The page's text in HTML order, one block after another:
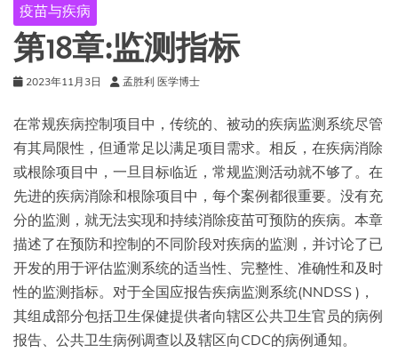
疫苗与疾病
第18章:监测指标
2023年11月3日 孟胜利 医学博士
在常规疾病控制项目中，传统的、被动的疾病监测系统尽管
有其局限性，但通常足以满足项目需求。相反，在疾病消除
或根除项目中，一旦目标临近，常规监测活动就不够了。在
先进的疾病消除和根除项目中，每个案例都很重要。没有充
分的监测，就无法实现和持续消除疫苗可预防的疾病。本章
描述了在预防和控制的不同阶段对疾病的监测，并讨论了已
开发的用于评估监测系统的适当性、完整性、准确性和及时
性的监测指标。对于全国应报告疾病监测系统(NNDSS )，
其组成部分包括卫生保健提供者向辖区公共卫生官员的病例
报告、公共卫生病例调查以及辖区向CDC的病例通知。